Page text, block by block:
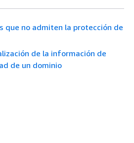
que no admiten la protección de
de la información de
de un dominio